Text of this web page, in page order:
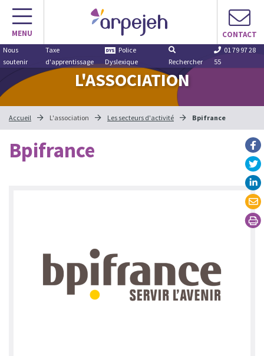
Aller
contenu
MENU CONTACT
Nous
soutenir
Taxe
d'apprentissage
Police
Dyslexique
Rechercher
01 79 97 28
55
L'ASSOCIATION
Accueil L'association Les secteurs d'activité Bpifrance
Bpifrance